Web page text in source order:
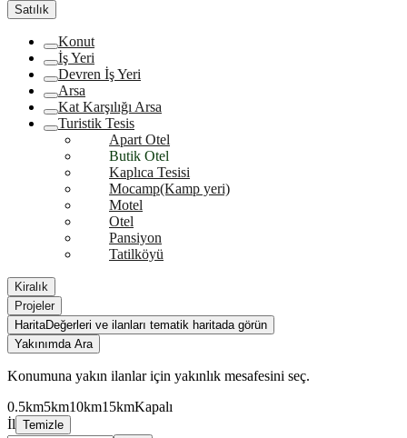
Satılık
Konut
İş Yeri
Devren İş Yeri
Arsa
Kat Karşılığı Arsa
Turistik Tesis
Apart Otel
Butik Otel
Kaplıca Tesisi
Mocamp(Kamp yeri)
Motel
Otel
Pansiyon
Tatilköyü
Kiralık
Projeler
HaritaDeğerleri ve ilanları tematik haritada görün
Yakınımda Ara
Konumuna yakın ilanlar için yakınlık mesafesini seç.
0.5km5km10km15kmKapalı
İl Temizle